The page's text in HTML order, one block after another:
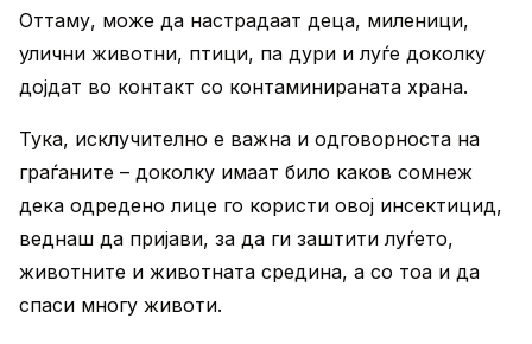
Оттаму, може да настрадаат деца, миленици,
улични животни, птици, па дури и луѓе доколку
дојдат во контакт со контаминираната храна.
Тука, исклучително е важна и одговорноста на
граѓаните – доколку имаат било каков сомнеж
дека одредено лице го користи овој инсектицид,
веднаш да пријави, за да ги заштити луѓето,
животните и животната средина, а со тоа и да
спаси многу животи.